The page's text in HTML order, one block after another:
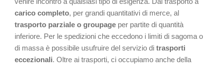
carico completo, per grandi quantitativi di merce, al
trasporto parziale o groupage per partite di quantità
inferiore. Per le spedizioni che eccedono i limiti di sagoma o
di massa è possibile usufruire del servizio di trasporti
eccezionali. Oltre ai trasporti, ci occupiamo anche della